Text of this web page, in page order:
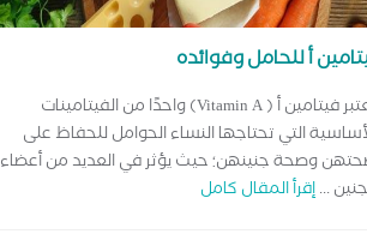
أ للحامل وفوائده
يعتبر فيتامين أ ( Vitamin A) واحدًا من الفيتامينات
التي تحتاجها النساء الحوامل للحفاظ على
وصحة جنينهن؛ حيث يؤثر في العديد من أعضاء
...إقرأ المقال كامل